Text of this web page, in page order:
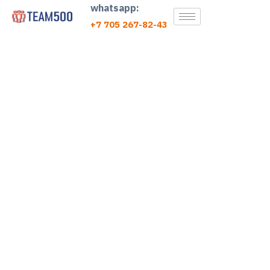
whatsapp:
+7 705 267-82-43